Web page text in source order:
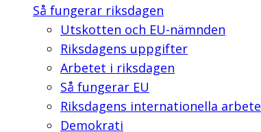
Så fungerar riksdagen
Utskotten och EU-nämnden
Riksdagens uppgifter
Arbetet i riksdagen
Så fungerar EU
Riksdagens internationella arbete
Demokrati